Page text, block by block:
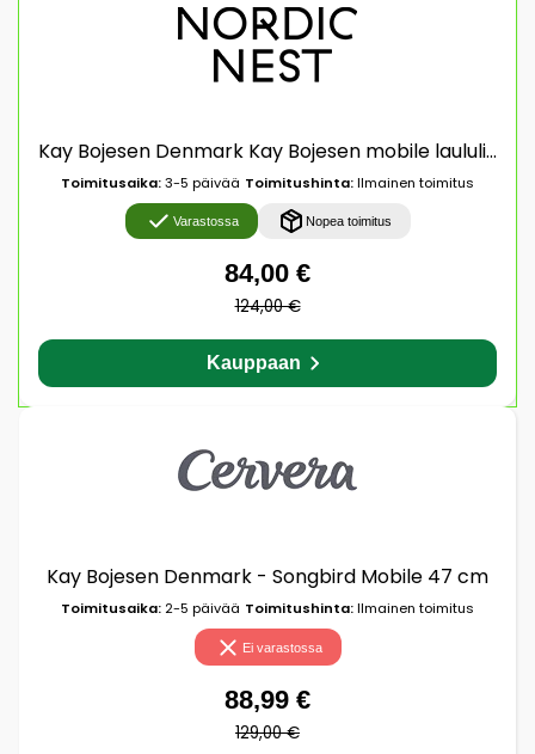
Kay Bojesen Denmark Kay Bojesen mobile laululintu Multi
Toimitusaika:3-5 päivää Toimitushinta:Ilmainen toimitus
Varastossa Nopea toimitus
84,00 €
124,00 €
Kauppaan
Kay Bojesen Denmark - Songbird Mobile 47 cm
Toimitusaika: 2-5 päivää Toimitushinta:Ilmainen toimitus
Ei varastossa
88,99 €
129,00 €